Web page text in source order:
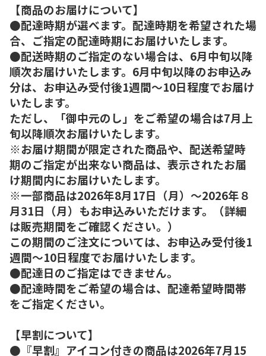
【商品のお届けについて】
●配達時期が選べます。配達時期を希望された場
合、ご指定の配達時期にお届けいたします。
●配送時期のご指定のない場合は、6月中旬以降
順次お届けいたします。6月中旬以降のお申込み
分は、お申込み受付後1週間～10日程度でお届け
いたします。
ただし、「御中元のし」をご希望の場合は7月上
旬以降順次お届けいたします。
※お届け期間が限定された商品や、配送希望時
期のご指定が出来ない商品は、表示されたお届
け期間内にお届けいたします。
※一部商品は2026年8月17日（月）～2026年８
月31日（月）もお申込みいただけます。（詳細
は販売期間をご確認ください。）
この期間のご注文については、お申込み受付後1
週間～10日程度でお届けいたします。
●配達日のご指定はできません。
●配達時間をご希望の場合は、配達希望時間帯
をご指定ください。
【早割について】
●『早割』アイコン付きの商品は2026年7月15